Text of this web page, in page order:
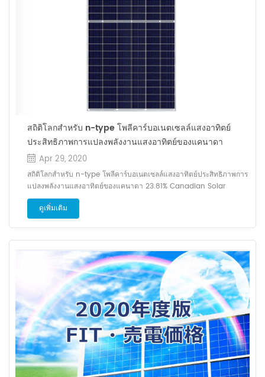
จำเป็นต้องพิจารณาว่ามีอาคารสูงอยู่รอบ ๆ การกันน้ำของหลังคาหรือไม่
ฯลฯ ที่กำบังของอาคารสูงจะส่งผลต่อแสงสว่าง และระบบกันน้ำที่ดีอาจยืด
อายุการใช้งานของโรงไฟฟ้า 1. วิธีการติดตั้งหลังคาแหลม โมดูลเซลล�
สถิติโลกสำหรับ n-type โพลีคาร์บอเนตเซลล์แสงอาทิตย์
ประสิทธิภาพการแปลงพลังงานแสงอาทิตย์ของแคนาดา
23.81%Apr 29, 2020
สถิติโลกสำหรับ n-type โพลีคาร์บอเนตเซลล์แสงอาทิตย์ประสิทธิภาพการ
แปลงพลังงานแสงอาทิตย์ของแคนาดา 23.81% Canadian Solar
ประกาศเมื่อ 12 มีนาคม 2020 ว่ามีประสิทธิภาพในการแปลง 23.81%
สำหรับ พื้นที่ขนาดใหญ่ n-type โพลีคาร์บอเนตซิลิคอนเซลล์แสงอาทิตย์
และสร้างโลกใหม่ บันทึก. สถาบันภาษาเยอรมันสำหรับ พลังงานแสง
PASCon (ทู่ ติดต่อ) เทคโนโลยีโดยใช้ n-type P5 (นักแสดง โมโน)
ซิลิคอนเวเฟอร์ที่มีพื้นที่ผิว 246.44 ซม. 2 และพื้นที่ผิว 246.44 ซม. 2.
บริษัท แนะนำให้พัฒนาผลิตภัณฑ์โดยใช้ P5 ของตัวเองเทคโนโลยีและใน
เดือนเมษายน 2019 มีประสิทธิภาพในการแปลง 22.28% ซึ่งเป็นสถิติโลก
ในเวลานั้นและในเดือนกันยายนของปีเดียวกันทำได้ 22.80% อัปเดตบันทึก
ดูเพิ่มเติม